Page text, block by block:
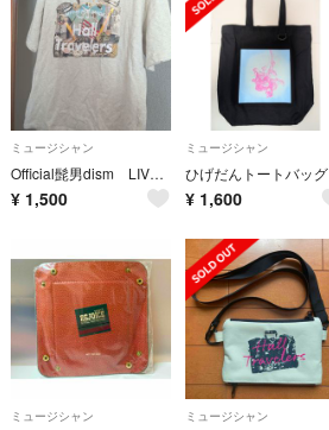
ミュージシャン
Official髭男dism LIVETシャツ
¥ 1,500
ミュージシャン
ひげだんトートバッグ
¥ 1,600
ミュージシャン ミュージシャン